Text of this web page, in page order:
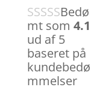
Bedø
mt som 4.1
ud af 5
baseret på
kundebedø
mmelser